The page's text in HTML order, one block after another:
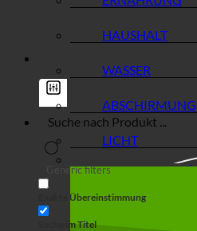
Generic filters
Exakte Übereinstimmung
Suche im Titel
HAUSHALT
WASSER
ABSCHIRMUNG
LICHT